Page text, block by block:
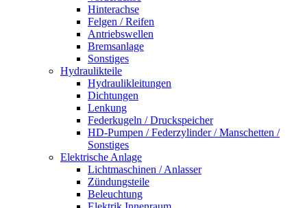
Hinterachse
Felgen / Reifen
Antriebswellen
Bremsanlage
Sonstiges
Hydraulikteile
Hydraulikleitungen
Dichtungen
Lenkung
Federkugeln / Druckspeicher
HD-Pumpen / Federzylinder / Manschetten /
Sonstiges
Elektrische Anlage
Lichtmaschinen / Anlasser
Zündungsteile
Beleuchtung